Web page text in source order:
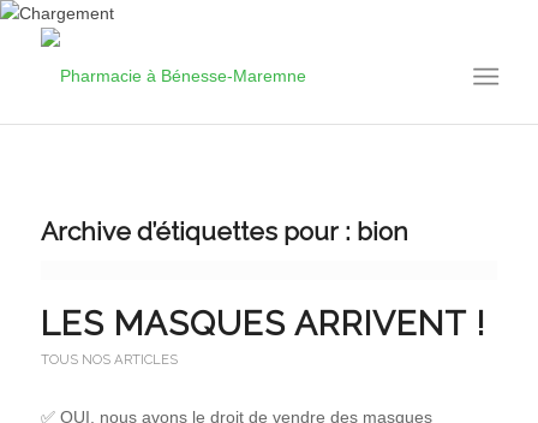
Archive d’étiquettes pour : bion
LES MASQUES ARRIVENT !
TOUS NOS ARTICLES
✅ OUI, nous avons le droit de vendre des masques